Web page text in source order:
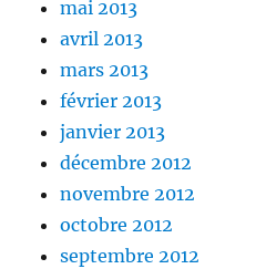
mai 2013
avril 2013
mars 2013
février 2013
janvier 2013
décembre 2012
novembre 2012
octobre 2012
septembre 2012